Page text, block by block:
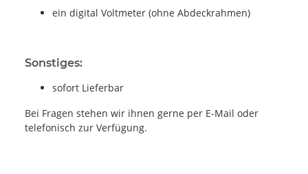
ein digital Voltmeter (ohne Abdeckrahmen)
Sonstiges:
sofort Lieferbar
Bei Fragen stehen wir ihnen gerne per E-Mail oder
telefonisch zur Verfügung.